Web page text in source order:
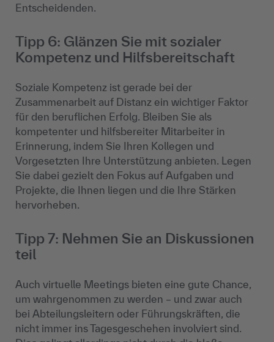
Entscheidenden.
Tipp 6: Glänzen Sie mit sozialer
Kompetenz und Hilfsbereitschaft
Soziale Kompetenz ist gerade bei der
Zusammenarbeit auf Distanz ein wichtiger Faktor
für den beruflichen Erfolg. Bleiben Sie als
kompetenter und hilfsbereiter Mitarbeiter in
Erinnerung, indem Sie Ihren Kollegen und
Vorgesetzten Ihre Unterstützung anbieten. Legen
Sie dabei gezielt den Fokus auf Aufgaben und
Projekte, die Ihnen liegen und die Ihre Stärken
hervorheben.
Tipp 7: Nehmen Sie an Diskussionen
teil
Auch virtuelle Meetings bieten eine gute Chance,
um wahrgenommen zu werden – und zwar auch
bei Abteilungsleitern oder Führungskräften, die
nicht immer ins Tagesgeschehen involviert sind.